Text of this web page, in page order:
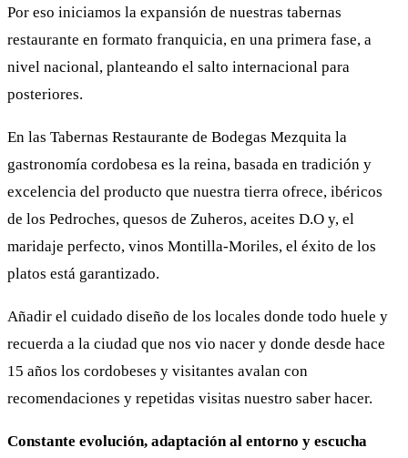
Por eso iniciamos la expansión de nuestras tabernas
restaurante en formato franquicia, en una primera fase, a
nivel nacional, planteando el salto internacional para
posteriores.
En las Tabernas Restaurante de Bodegas Mezquita la
gastronomía cordobesa es la reina, basada en tradición y
excelencia del producto que nuestra tierra ofrece, ibéricos
de los Pedroches, quesos de Zuheros, aceites D.O y, el
maridaje perfecto, vinos Montilla-Moriles, el éxito de los
platos está garantizado.
Añadir el cuidado diseño de los locales donde todo huele y
recuerda a la ciudad que nos vio nacer y donde desde hace
15 años los cordobeses y visitantes avalan con
recomendaciones y repetidas visitas nuestro saber hacer.
Constante evolución, adaptación al entorno y escucha